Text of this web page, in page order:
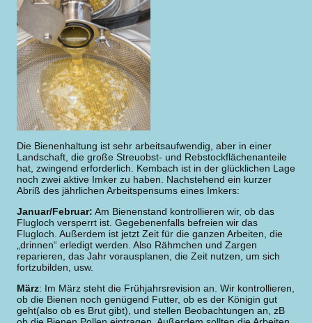
Die Bienenhaltung ist sehr arbeitsaufwendig, aber in einer
Landschaft, die große Streuobst- und Rebstockflächenanteile
hat, zwingend erforderlich. Kembach ist in der glücklichen Lage
noch zwei aktive Imker zu haben. Nachstehend ein kurzer
Abriß des jährlichen Arbeitspensums eines Imkers:
Januar/Februar: Am Bienenstand kontrollieren wir, ob das
Flugloch versperrt ist. Gegebenenfalls befreien wir das
Flugloch. Außerdem ist jetzt Zeit für die ganzen Arbeiten, die
„drinnen“ erledigt werden. Also Rähmchen und Zargen
reparieren, das Jahr vorausplanen, die Zeit nutzen, um sich
fortzubilden, usw.
März: Im März steht die Frühjahrsrevision an. Wir kontrollieren,
ob die Bienen noch genügend Futter, ob es der Königin gut
geht(also ob es Brut gibt), und stellen Beobachtungen an, zB